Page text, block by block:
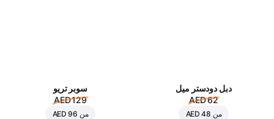
دبل دودستر ميل
AED 62
من AED 48
سوبر تريو
AED 129
من AED 96